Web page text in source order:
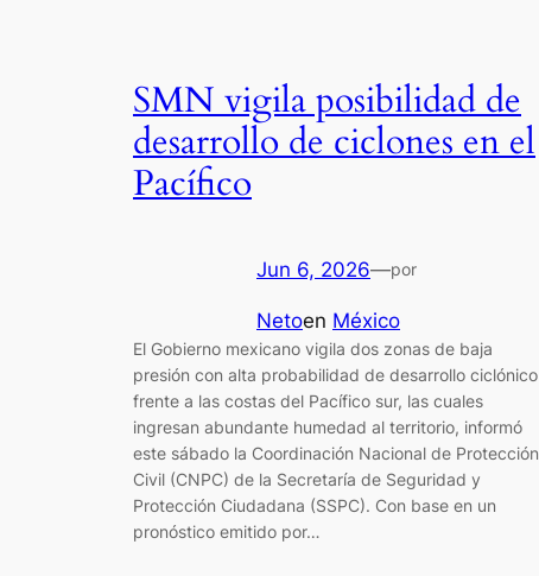
SMN vigila posibilidad de
desarrollo de ciclones en el
Pacífico
Jun 6, 2026—por
Netoen México
El Gobierno mexicano vigila dos zonas de baja
presión con alta probabilidad de desarrollo ciclónico
frente a las costas del Pacífico sur, las cuales
ingresan abundante humedad al territorio, informó
este sábado la Coordinación Nacional de Protección
Civil (CNPC) de la Secretaría de Seguridad y
Protección Ciudadana (SSPC). Con base en un
pronóstico emitido por…